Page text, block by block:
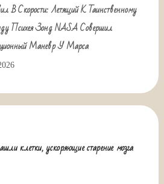
В Скорости: Летящий К Таинственному
Психея Зонд NASA Совершил
Маневр У Марса
клетки, ускоряющие старение мозга